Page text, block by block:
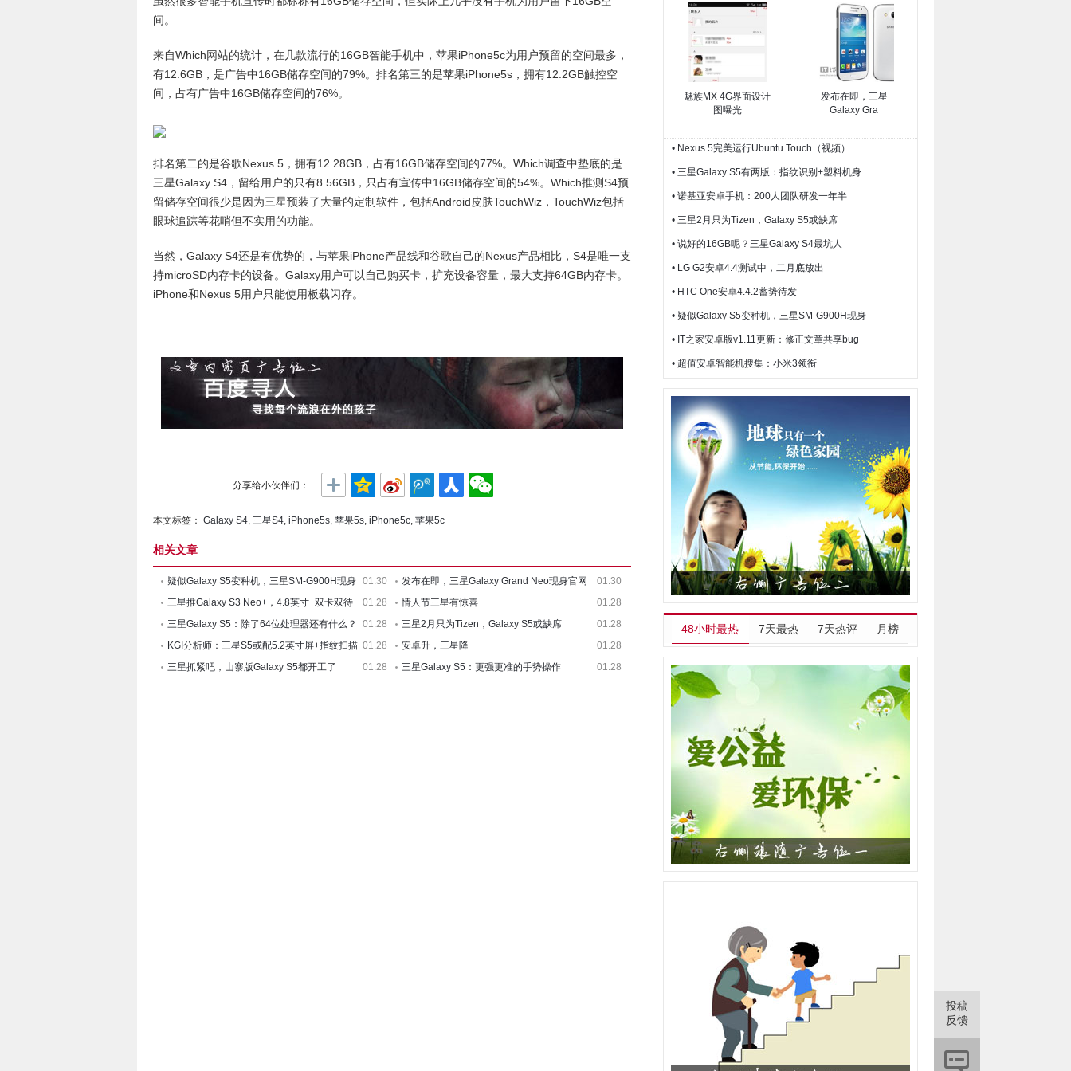
投稿
反馈
间。
来自Which网站的统计，在几款流行的16GB智能手机中，苹果iPhone5c为用户预留的空间最多，
有12.6GB，是广告中16GB储存空间的79%。排名第三的是苹果iPhone5s，拥有12.2GB触控空
间，占有广告中16GB储存空间的76%。
排名第二的是谷歌Nexus 5，拥有12.28GB，占有16GB储存空间的77%。Which调查中垫底的是
三星Galaxy S4，留给用户的只有8.56GB，只占有宣传中16GB储存空间的54%。Which推测S4预
留储存空间很少是因为三星预装了大量的定制软件，包括Android皮肤TouchWiz，TouchWiz包括
眼球追踪等花哨但不实用的功能。
当然，Galaxy S4还是有优势的，与苹果iPhone产品线和谷歌自己的Nexus产品相比，S4是唯一支
持microSD内存卡的设备。Galaxy用户可以自己购买卡，扩充设备容量，最大支持64GB内存卡。
iPhone和Nexus 5用户只能使用板载闪存。
分享给小伙伴们：
本文标签： Galaxy S4, 三星S4, iPhone5s, 苹果5s, iPhone5c, 苹果5c
相关文章
疑似Galaxy S5变种机，三星SM-G900H现身 01.30 发布在即，三星Galaxy Grand Neo现身官网
01.30
三星推Galaxy S3 Neo+，4.8英寸+双卡双待
01.28 情人节三星有惊喜
01.28
三星Galaxy S5：除了64位处理器还有什么？
01.28 三星2月只为Tizen，Galaxy S5或缺席
01.28
KGI分析师：三星S5或配5.2英寸屏+指纹扫描 01.28 安卓升，三星降
01.28
三星抓紧吧，山寨版Galaxy S5都开工了
01.28 三星Galaxy S5：更强更准的手势操作 01.28
魅族MX 4G界面设计
图曝光
发布在即，三星
Galaxy Gra
• Nexus 5完美运行Ubuntu Touch（视频）
• 三星Galaxy S5有两版：指纹识别+塑料机身
• 诺基亚安卓手机：200人团队研发一年半
• 三星2月只为Tizen，Galaxy S5或缺席
• 说好的16GB呢？三星Galaxy S4最坑人
• LG G2安卓4.4测试中，二月底放出
• HTC One安卓4.4.2蓄势待发
• 疑似Galaxy S5变种机，三星SM-G900H现身
• IT之家安卓版v1.11更新：修正文章共享bug
• 超值安卓智能机搜集：小米3领衔
48小时最热 7天最热 7天热评 月榜